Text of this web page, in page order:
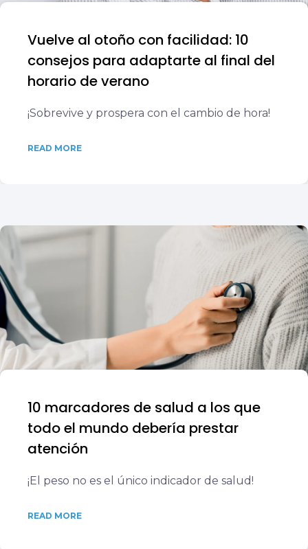
Vuelve al otoño con facilidad: 10
consejos para adaptarte al final del
horario de verano
¡Sobrevive y prospera con el cambio de hora!
READ MORE
10 marcadores de salud a los que
todo el mundo debería prestar
atención
¡El peso no es el único indicador de salud!
READ MORE